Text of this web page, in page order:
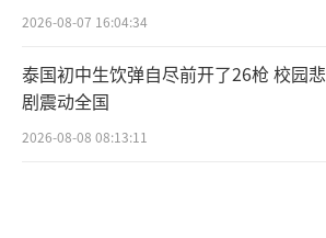
2026-08-07 16:04:34
泰国初中生饮弹自尽前开了26枪 校园悲
剧震动全国
2026-08-08 08:13:11